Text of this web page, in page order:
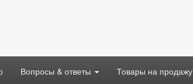
Вопросы & ответы Товары на продажу